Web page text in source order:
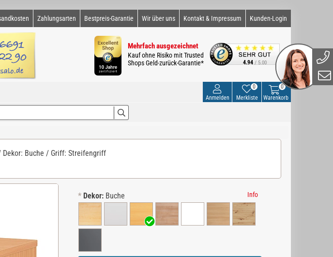
Zahlungsarten Bestpreis-Garantie Wir über uns Kontakt & Impressum Kunden-Login
Mehrfach ausgezeichnet
Kauf ohne Risiko mit Trusted
Shops Geld-zurück-Garantie*
4.94 / 5.00
0
Warenkorb
Merkliste
0
Anmelden
Buche / Griff: Streifengriff
* Dekor: Buche Info